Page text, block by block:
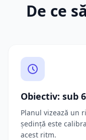
De ce
Obiectiv: sub
Planul vizează un
ședință este
acest ritm.